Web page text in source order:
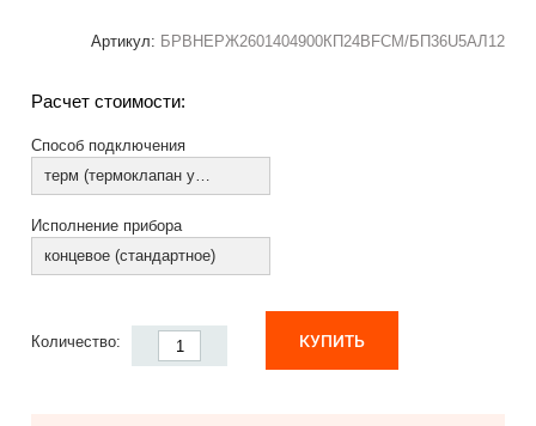
Артикул: БРВНЕРЖ2601404900КП24ВFCM/БП36U5АЛ12
Расчет стоимости:
Способ подключения
терм (термоклапан установлен)
Исполнение прибора
концевое (стандартное)
Количество: КУПИТЬ